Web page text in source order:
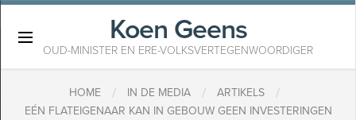
Koen Geens
OUD-MINISTER EN ERE-VOLKSVERTEGENWOORDIGER
HOME / IN DE MEDIA / ARTIKELS /
EÉN FLATEIGENAAR KAN IN GEBOUW GEEN INVESTERINGEN